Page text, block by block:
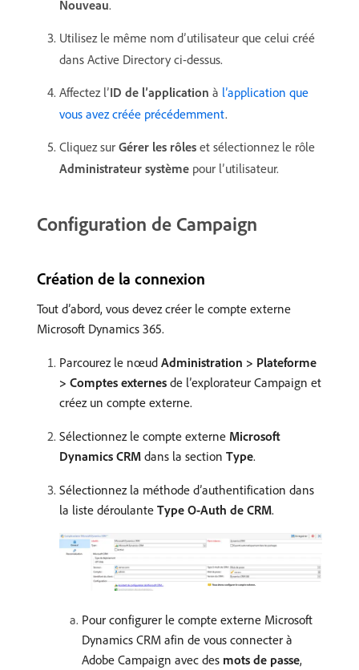
Nouveau.
Utilisez le même nom d’utilisateur que celui créé
dans Active Directory ci-dessus.
Affectez l’ID de l’application à l’application que
vous avez créée précédemment.
Cliquez sur Gérer les rôles et sélectionnez le rôle
Administrateur système pour l’utilisateur.
Configuration de Campaign
Création de la connexion
Tout d’abord, vous devez créer le compte externe
Microsoft Dynamics 365.
Parcourez le nœud Administration > Plateforme
> Comptes externes de l’explorateur Campaign et
créez un compte externe.
Sélectionnez le compte externe Microsoft
Dynamics CRM dans la section Type.
Sélectionnez la méthode d’authentification dans
la liste déroulante Type O-Auth de CRM.
Pour configurer le compte externe Microsoft
Dynamics CRM afin de vous connecter à
Adobe Campaign avec des mots de passe,